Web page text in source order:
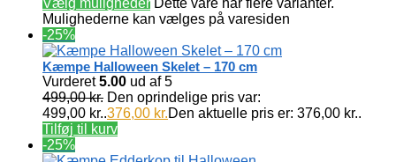
Vælg muligheder Dette vare har flere varianter.
Mulighederne kan vælges på varesiden
-25%
Kæmpe Halloween Skelet – 170 cm
Vurderet5.00 ud af 5
499,00kr. Den oprindelige pris var:
499,00 kr..376,00 kr.Den aktuelle pris er: 376,00 kr..
Tilføj til kurv
-25%